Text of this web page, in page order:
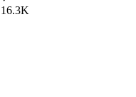
16.3K